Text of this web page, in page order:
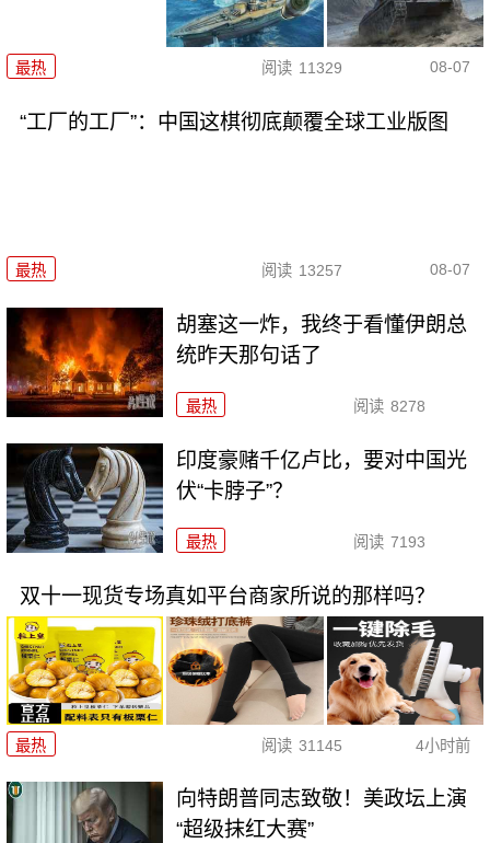
最热 阅读 11329 08-07
“工厂的工厂”：中国这棋彻底颠覆全球工业版图
最热 阅读 13257 08-07
胡塞这一炸，我终于看懂伊朗总
统昨天那句话了
最热 阅读 8278
印度豪赌千亿卢比，要对中国光
伏“卡脖子”？
最热 阅读 7193
双十一现货专场真如平台商家所说的那样吗？
最热 阅读 31145 4小时前
向特朗普同志致敬！美政坛上演
“超级抹红大赛”